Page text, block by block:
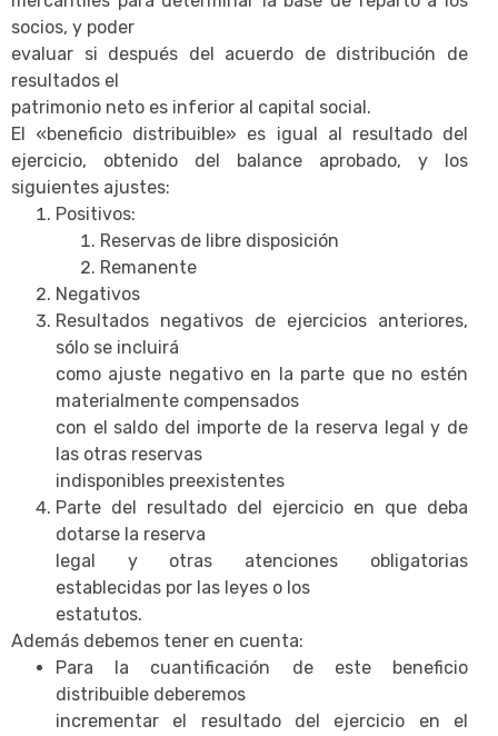
socios, y poder
evaluar si después del acuerdo de distribución de
resultados el
patrimonio neto es inferior al capital social.
El «beneficio distribuible» es igual al resultado del
ejercicio, obtenido del balance aprobado, y los
siguientes ajustes:
Positivos:
Reservas de libre disposición
Remanente
Negativos
Resultados negativos de ejercicios anteriores,
sólo se incluirá
como ajuste negativo en la parte que no estén
materialmente compensados
con el saldo del importe de la reserva legal y de
las otras reservas
indisponibles preexistentes
Parte del resultado del ejercicio en que deba
dotarse la reserva
legal y otras atenciones obligatorias
establecidas por las leyes o los
estatutos.
Además debemos tener en cuenta:
Para la cuantificación de este beneficio
distribuible deberemos
incrementar el resultado del ejercicio en el